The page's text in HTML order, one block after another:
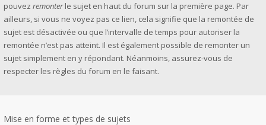
pouvez remonterle sujet en haut du forum sur la première page. Par
ailleurs, si vous ne voyez pas ce lien, cela signifie que la remontée de
sujet est désactivée ou que l’intervalle de temps pour autoriser la
remontée n’est pas atteint. Il est également possible de remonter un
sujet simplement en y répondant. Néanmoins, assurez-vous de
respecter les règles du forum en le faisant.
Mise en forme et types de sujets